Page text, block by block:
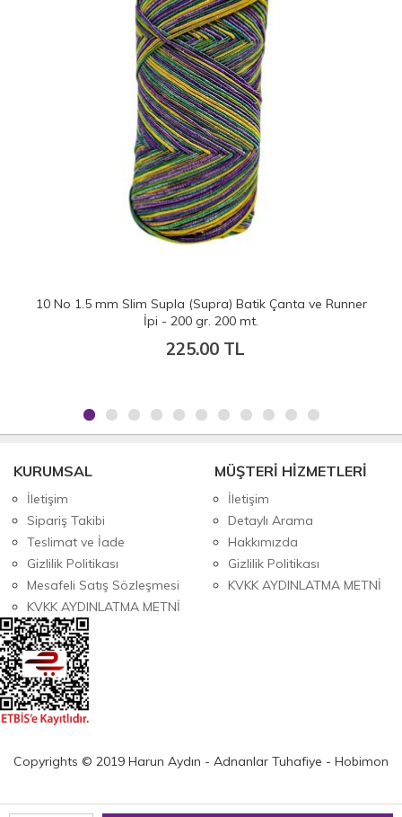
10 No 1.5 mm Slim Supla (Supra) Batik Çanta ve Runner
İpi - 200 gr. 200 mt.
225.00 TL
KURUMSAL
İletişim
Sipariş Takibi
Teslimat ve İade
Gizlilik Politikası
Mesafeli Satış Sözleşmesi
KVKK AYDINLATMA METNİ
MÜŞTERİ HİZMETLERİ
İletişim
Detaylı Arama
Hakkımızda
Gizlilik Politikası
KVKK AYDINLATMA METNİ
Copyrights © 2019 Harun Aydın - Adnanlar Tuhafiye - Hobimon